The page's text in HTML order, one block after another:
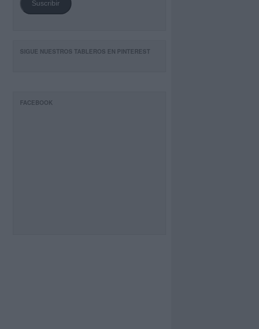
Suscribir
SIGUE NUESTROS TABLEROS EN PINTEREST
FACEBOOK